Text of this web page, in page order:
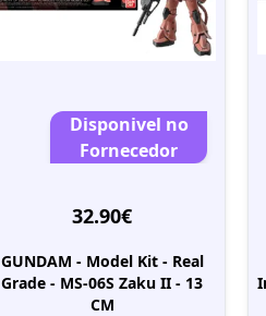
Disponivel no
Fornecedor
32.90€
GUNDAM - Model Kit - Real
Grade - MS-06S Zaku II - 13
CM